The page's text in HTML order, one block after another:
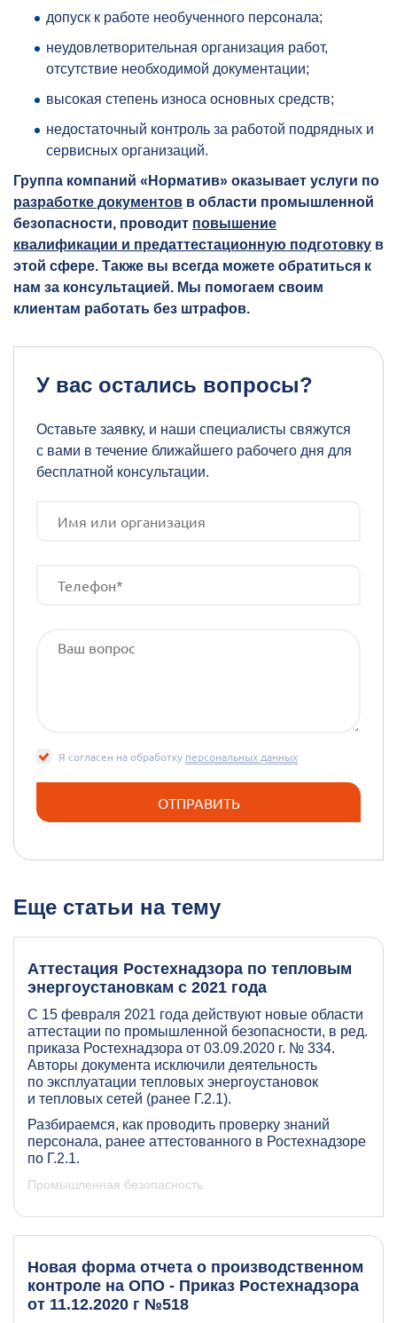
допуск к работе необученного персонала;
неудовлетворительная организация работ,
отсутствие необходимой документации;
высокая степень износа основных средств;
недостаточный контроль за работой подрядных и
сервисных организаций.
Группа компаний «Норматив» оказывает услуги по
разработке документов в области промышленной
безопасности, проводит повышение
квалификации и предаттестационную подготовку в
этой сфере. Также вы всегда можете обратиться к
нам за консультацией. Мы помогаем своим
клиентам работать без штрафов.
У вас остались вопросы?
Оставьте заявку, и наши специалисты свяжутся
с вами в течение ближайшего рабочего дня для
бесплатной консультации.
Я согласен на обработку персональных данных
Еще статьи на тему
Аттестация Ростехнадзора по тепловым
энергоустановкам с 2021 года
С 15 февраля 2021 года действуют новые области
аттестации по промышленной безопасности, в ред.
приказа Ростехнадзора от 03.09.2020 г. № 334.
Авторы документа исключили деятельность
по эксплуатации тепловых энергоустановок
и тепловых сетей (ранее Г.2.1).
Разбираемся, как проводить проверку знаний
персонала, ранее аттестованного в Ростехнадзоре
по Г.2.1.
Промышленная безопасность
Новая форма отчета о производственном
контроле на ОПО - Приказ Ростехнадзора
от 11.12.2020 г №518